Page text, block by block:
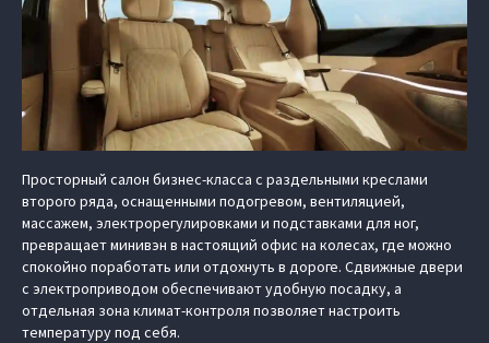
Просторный салон бизнес-класса с раздельными креслами
второго ряда, оснащенными подогревом, вентиляцией,
массажем, электрорегулировками и подставками для ног,
превращает минивэн в настоящий офис на колесах, где можно
спокойно поработать или отдохнуть в дороге. Сдвижные двери
с электроприводом обеспечивают удобную посадку, а
отдельная зона климат-контроля позволяет настроить
температуру под себя.